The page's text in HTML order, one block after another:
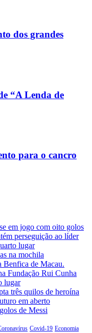
dos grandes
“A Lenda de
para o cancro
em jogo com oito golos
perseguição ao líder
lugar
na mochila
Benfica de Macau.
Fundação Rui Cunha
lugar
três quilos de heroína
em aberto
de Messi
Covid-19 Economia